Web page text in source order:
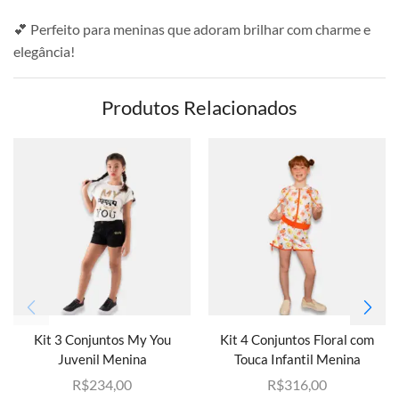
💕 Perfeito para meninas que adoram brilhar com charme e
elegância!
Produtos Relacionados
Kit 3 Conjuntos My You
Juvenil Menina
R$234,00
Kit 4 Conjuntos Floral com
Touca Infantil Menina
R$316,00